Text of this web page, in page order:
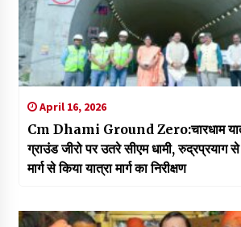
April 16, 2026
Cm Dhami Ground Zero:चारधाम
ग्राउंड जीरो पर उतरे सीएम धामी,
मार्ग से किया यात्रा मार्ग का निरीक्षण